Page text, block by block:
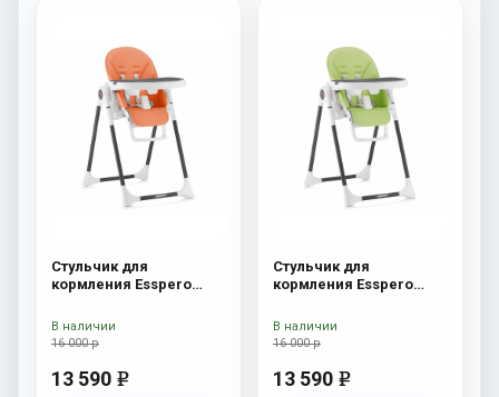
Стульчик для
кормления Esspero
16 000 р
13 590 e
В наличии
Стульчик для
кормления Esspero
16 000 р
13 590 e
В наличии